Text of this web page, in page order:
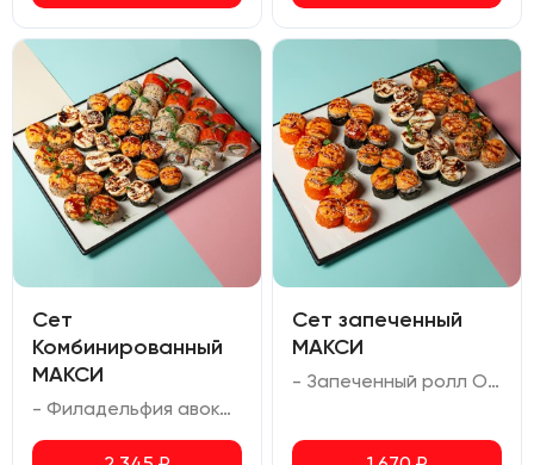
Сет
Комбинированный
МАКСИ
- Филадельфия авокадо (лосось, сливочный сыр, авокадо, икра масаго) - Чиз ролл (лосось, сливочный сыр, огурец, кунжут) - Запеченный ролл Татори (копченая курица, сыр сливочный, болгарский перец, кунжут, соус для запекания) - Запеченный ролл Киото (лосось, сыр сливочный, соус для запекания, соус унаги) - Запеченный ролл Мариока (Креветка тигровая, лосось, сливочный сыр, соус унаги)
Сет запеченный
МАКСИ
- Запеченный ролл Осака (креветка тигровая, авокадо, соус спайси, сыр сливочный, масаго, соус для запекания) - Запеченный ролл Мариока с тунцом (тунец, сыр сливочный) - Запеченный ролл с креветкой (сыр сливочный, креветка тигровая, соус для запекания) - Запеченный ролл Татори (копченая курица, сыр сливочный, болгарский перец, кунжут, соус для запекания)